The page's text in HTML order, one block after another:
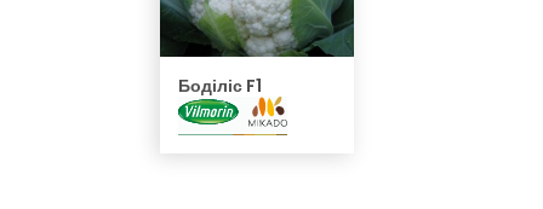
Боділіс F1